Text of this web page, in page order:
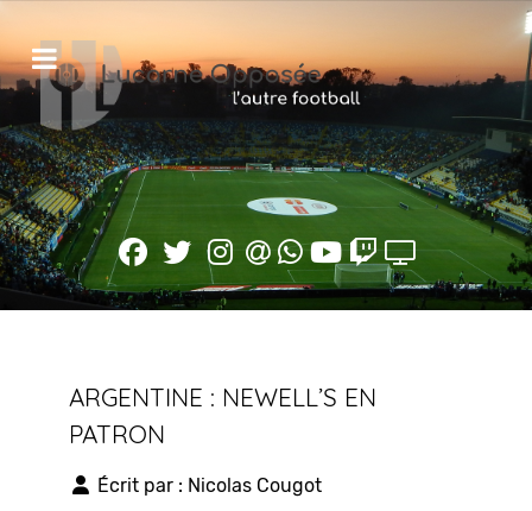
ARGENTINE : NEWELL’S EN
PATRON
Écrit par : Nicolas Cougot